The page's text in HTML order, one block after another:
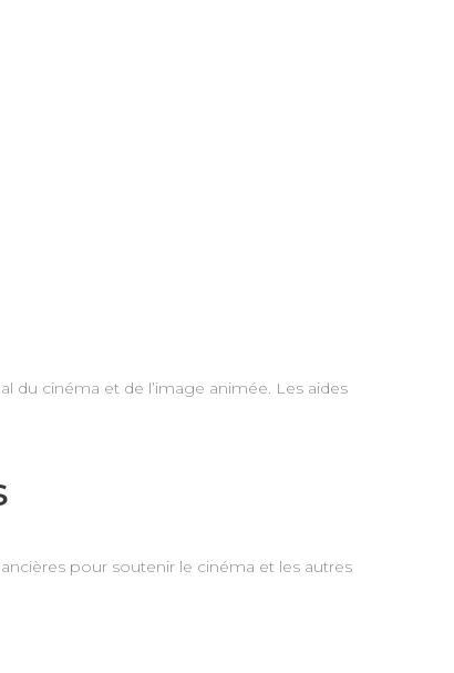
du cinéma et de l’image animée. Les aides
pour soutenir le cinéma et les autres